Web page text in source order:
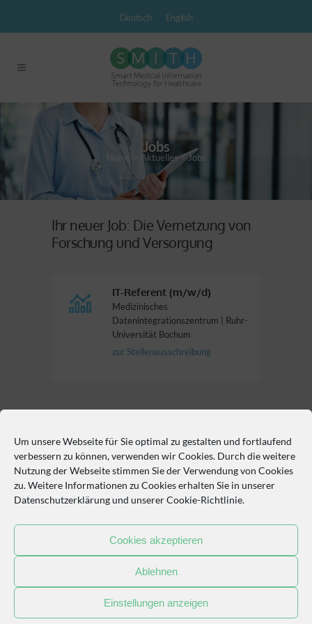
Um unsere Webseite für Sie optimal zu gestalten und fortlaufend
verbessern zu können, verwenden wir Cookies. Durch die weitere
Nutzung der Webseite stimmen Sie der Verwendung von Cookies
zu. Weitere Informationen zu Cookies erhalten Sie in unserer
Datenschutzerklärungund unsererCookie-Richtlinie.
Cookies akzeptieren
Ablehnen
Einstellungen anzeigen
Deutsch English
Jobs
Home Aktuelles>Jobs
Ihr neuer Job: Die Vernetzung von
Forschung und Versorgung
IT-Referent (m/w/d)
Medizinisches
Datenintegrationszentrum | Ruhr-
Universität Bochum
zur Stellenausschreibung
So erreichen Sie uns
Philipp-Rosenthal-Straße 27, 04103 Leipzig
+49 341 97-16720
COOKIE-RICHTLINIE (EU)